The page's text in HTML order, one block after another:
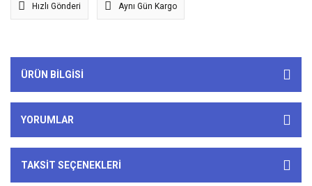
Hızlı Gönderi Aynı Gün Kargo
ÜRÜN BILGISI
YORUMLAR
TAKSIT SEÇENEKLERI